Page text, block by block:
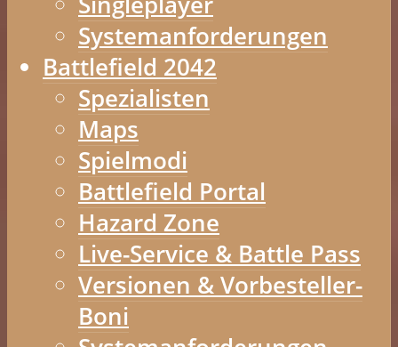
Systemanforderungen
Battlefield 2042
Spezialisten
Maps
Spielmodi
Battlefield Portal
Hazard Zone
Live-Service & Battle Pass
Versionen & Vorbesteller-
Boni